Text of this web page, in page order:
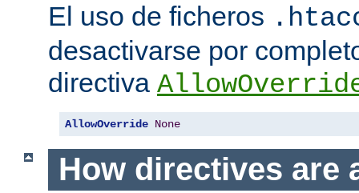
El uso de ficheros
desactivarse por
directiva
AllowOverride None
How directives are